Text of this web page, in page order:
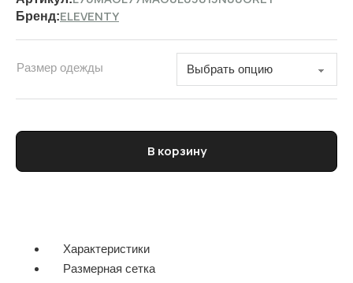
Бренд:ELEVENTY
Размер одежды
Количество товара Пуловер мужской ELEVENTY
В корзину
Характеристики
Размерная сетка